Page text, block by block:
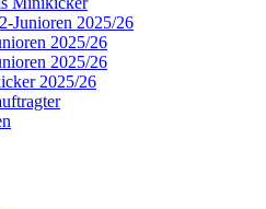
Junioren 2025/26
2025/26
2025/26
2025/26